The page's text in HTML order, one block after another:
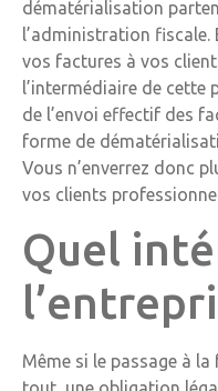
dématérialisation
l’administration fiscale.
vos factures à vos
l’intermédiaire de cette
de l’envoi effectif des
forme de
Vous n’enverrez donc
vos clients
Quel
Même si le passage à